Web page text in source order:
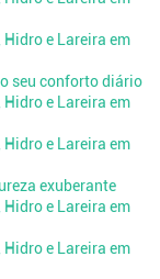
seu conforto diário
exuberante